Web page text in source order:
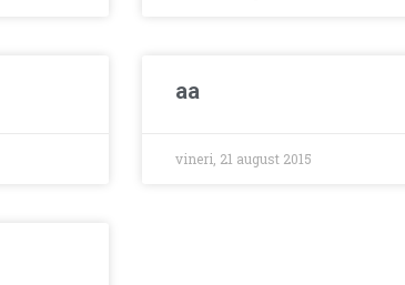
aa
vineri, 21 august 2015